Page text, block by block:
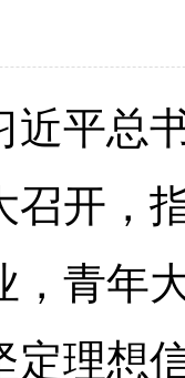
总书
召开，
，青年
定理想